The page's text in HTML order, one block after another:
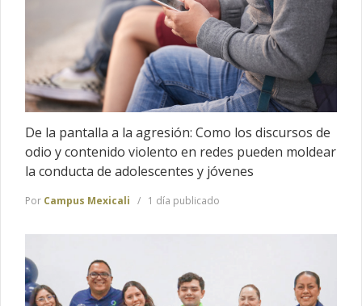
De la pantalla a la agresión: Como los discursos de
odio y contenido violento en redes pueden moldear
la conducta de adolescentes y jóvenes
Por Campus Mexicali 1 día publicado